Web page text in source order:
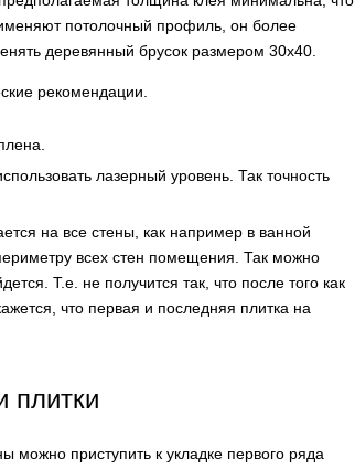
потолочный профиль, он более
деревянный брусок размером 30х40.
рекомендации.
лазерный уровень. Так точность
на все стены, как например в ванной
всех стен помещения. Так можно
Т.е. не получится так, что после того как
что первая и последняя плитка на
плитки
можно приступить к укладке первого ряда